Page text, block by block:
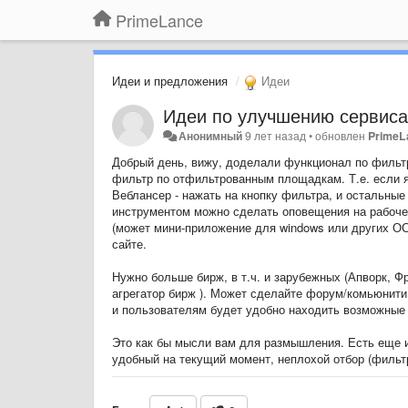
PrimeLance
Идеи и предложения Идеи
Идеи по улучшению сервиса
Анонимный9 лет назад •обновлен
Добрый день, вижу, доделали функционал по
фильтр по отфильтрованным площадкам. Т.е. если
Веблансер - нажать на кнопку фильтра, и
инструментом можно сделать оповещения на
(может мини-приложение для windows или других
сайте.
Нужно больше бирж, в т.ч. и зарубежных (Апворк,
агрегатор бирж ). Может сделайте форум/
и пользователям будет удобно находить
Это как бы мысли вам для размышления. Есть еще
удобный на текущий момент, неплохой отбор